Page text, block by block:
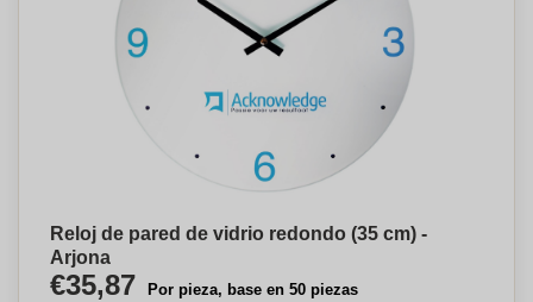
Reloj de pared de vidrio redondo (35 cm) -
Arjona
€35,87 Por pieza, base en 50 piezas